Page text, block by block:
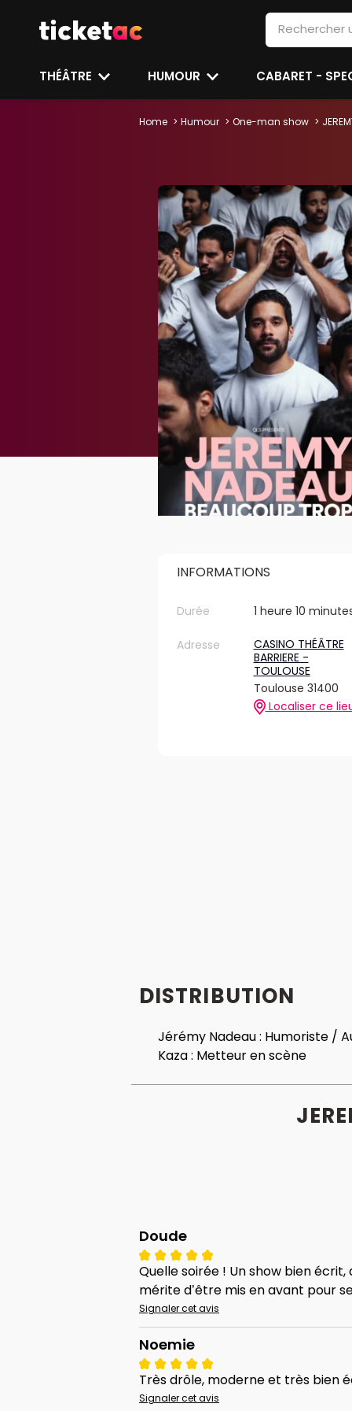
THÉÂTRE HUMOUR CABARET -
Home Humour One-man show
INFORMATIONS
Durée 1 heure 10
Adresse
CASINO THÉÂTRE
BARRIERE -
TOULOUSE
Toulouse 31400
Localiser ce
DISTRIBUTION
Jérémy Nadeau : Humoriste /
Kaza : Metteur en scène
Doude
Quelle soirée ! Un show bien
mérite d’être mis en avant pour
Signaler cet avis
Noemie
Très drôle, moderne et très bien
Signaler cet avis